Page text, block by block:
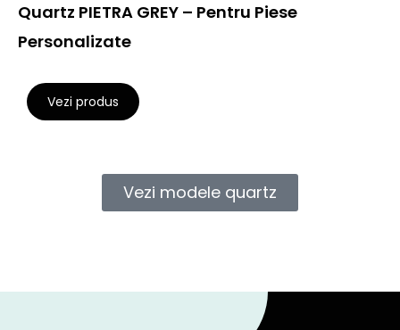
Quartz PIETRA GREY – Pentru Piese
Personalizate
Vezi produs
Vezi modele quartz